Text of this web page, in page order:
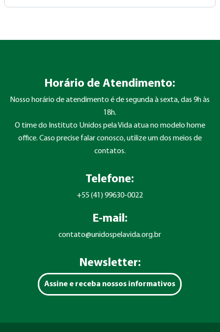
Horário de Atendimento:
Nosso horário de atendimento é de segunda à sexta, das 9h às
18h.
O time do Instituto Unidos pela Vida atua no modelo home
office. Caso precise falar conosco, utilize um dos meios de
contatos.
Telefone:
+55 (41) 99630-0022
E-mail:
contato@unidospelavida.org.br
Newsletter:
Assine e receba nossos informativos